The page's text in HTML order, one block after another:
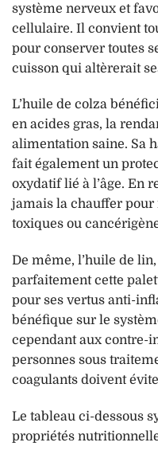
système nerveux et
cellulaire. Il convient
pour conserver toutes
cuisson qui altèrerait
L’huile de colza
en acides gras, la
alimentation saine. Sa
fait également un
oxydatif lié à l’âge. En
jamais la chauffer pour
toxiques ou
De même, l’huile de
parfaitement cette
pour ses vertus anti-
bénéfique sur le
cependant aux contre-
personnes sous
coagulants doivent
Le tableau ci-dessous
propriétés